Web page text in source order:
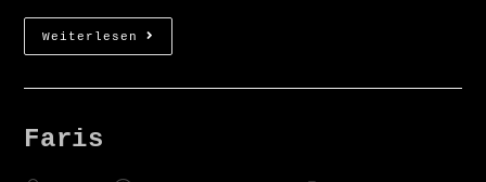
Weiterlesen
Faris